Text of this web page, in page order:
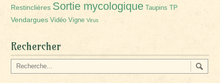
Restinclières Sortie mycologique Taupins TP
Vendargues Vidéo Vigne Virus
Rechercher